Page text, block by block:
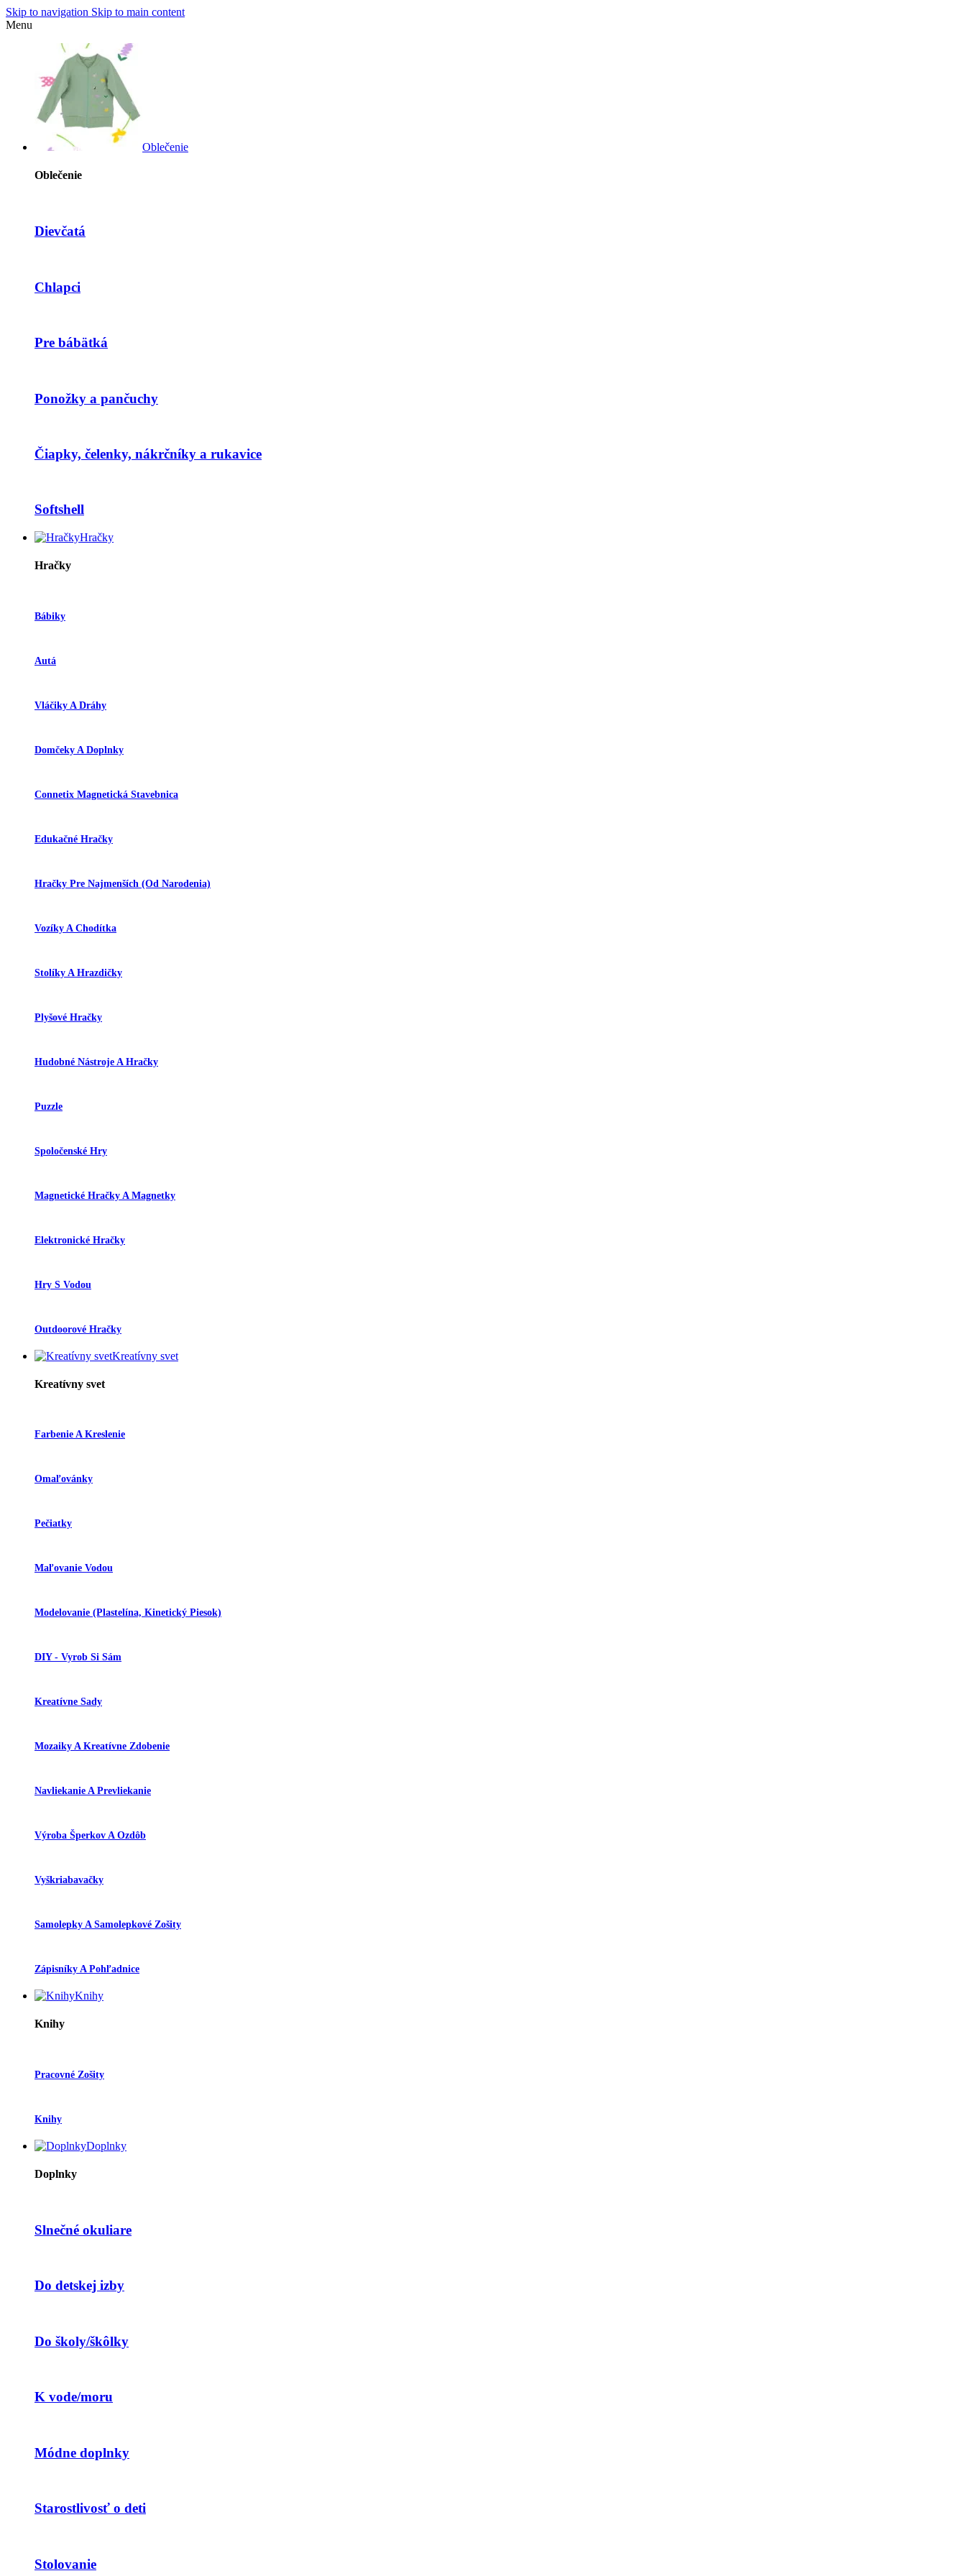
Skip to navigation Skip to main content
Menu
Oblečenie
Oblečenie
Dievčatá
Chlapci
Pre bábätká
Ponožky a pančuchy
Čiapky, čelenky, nákrčníky a rukavice
Softshell
Hračky
Hračky
Bábiky
Autá
Vláčiky A Dráhy
Domčeky A Doplnky
Connetix Magnetická Stavebnica
Edukačné Hračky
Hračky Pre Najmenších (od Narodenia)
Vozíky A Chodítka
Stolíky A Hrazdičky
Plyšové Hračky
Hudobné Nástroje A Hračky
Puzzle
Spoločenské Hry
Magnetické Hračky A Magnetky
Elektronické Hračky
Hry S Vodou
Outdoorové Hračky
Kreatívny svet
Kreatívny svet
Farbenie A Kreslenie
Omaľovánky
Pečiatky
Maľovanie Vodou
Modelovanie (plastelína, Kinetický Piesok)
DIY - Vyrob Si Sám
Kreatívne Sady
Mozaiky A Kreatívne Zdobenie
Navliekanie A Prevliekanie
Výroba Šperkov A Ozdôb
Vyškriabavačky
Samolepky A Samolepkové Zošity
Zápisníky A Pohľadnice
Knihy
Knihy
Pracovné Zošity
Knihy
Doplnky
Doplnky
Slnečné okuliare
Do detskej izby
Do školy/škôlky
K vode/moru
Módne doplnky
Starostlivosť o deti
Stolovanie